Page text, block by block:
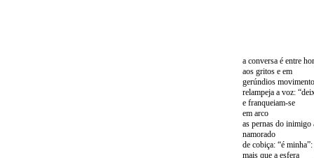
a conversa é entre
aos gritos e em
gerúndios
relampeja a voz:
e franqueiam-se
em arco
as pernas do inimigo
namorado
de cobiça: “é minha”:
mais que a esfera